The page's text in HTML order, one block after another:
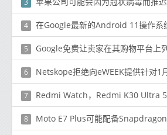
3
4 在Google最新的Android 11操作系统上运行
5 Google免费让卖家在其购物平台上
6 Netskope拒绝向eWEEK提供针对1月份报告分
7 Redmi Watch，Redmi K30 Ultra 5G
8 Moto E7 Plus可能配备